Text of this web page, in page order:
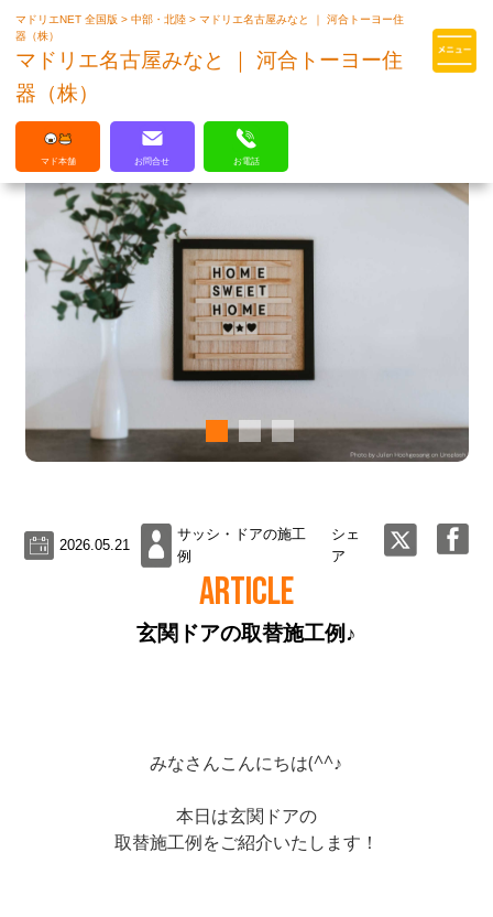
マドリエはLIXILの厳しい基準を
マドリエNET 全国版>中部・北陸>マドリエ名古屋みなと ｜ 河合トーヨー住
器（株）
マドリエ名古屋みなと ｜ 河合トーヨー住
器（株）
マド本舗 お問合せ お電話
2026.05.21
サッシ・ドアの施工
例
シェ
ア
ARTICLE
玄関ドアの取替施工例♪